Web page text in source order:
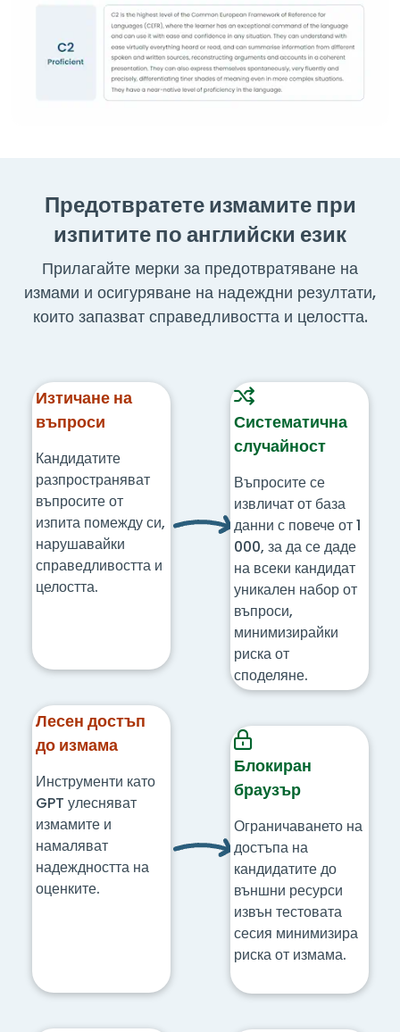
Предотвратете измамите при
изпитите по английски език
Прилагайте мерки за предотвратяване на
измами и осигуряване на надеждни резултати,
които запазват справедливостта и целостта.
Изтичане на
въпроси
Кандидатите
разпространяват
въпросите от
изпита помежду си,
нарушавайки
справедливостта и
целостта.
Лесен достъп
до измама
Инструменти като
GPT улесняват
измамите и
намаляват
надеждността на
оценките.
Систематична
случайност
Въпросите се
извличат от база
данни с повече от 1
000, за да се даде
на всеки кандидат
уникален набор от
въпроси,
минимизирайки
риска от
споделяне.
Блокиран
браузър
Ограничаването на
достъпа на
кандидатите до
външни ресурси
извън тестовата
сесия минимизира
риска от измама.